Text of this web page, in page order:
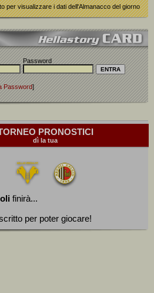
per visualizzare i dati dell'Almanacco del giorno
Password
Password]
PRONOSTICI
dì la tua
finirà...
per poter giocare!